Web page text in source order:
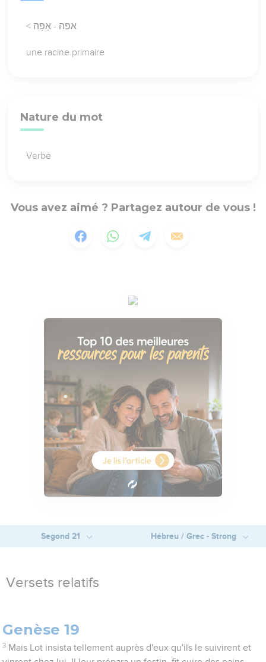
< אפה - אָפָה
une racine primaire
Nature du mot
Verbe
Vous avez aimé ? Partagez autour de vous !
Segond 21 Hébreu / Grec - Strong
Versets relatifs
Genèse 19
3 Mais Lot insista tellement auprès d'eux qu'ils le suivirent et